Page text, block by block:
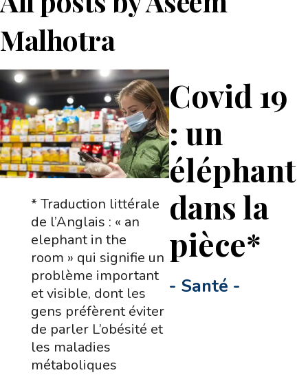
Malhotra
Covid 19
: un
éléphant
dans la
pièce*
-Santé -
* Traduction littérale
de l’Anglais : « an
elephant in the
room » qui signifie un
problème important
et visible, dont les
gens préfèrent éviter
de parler L’obésité et
les maladies
métaboliques